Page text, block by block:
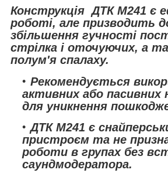
Конструкція ДТК М241 є
роботі, але призводить
збільшення гучності
стрілка і оточуючих, а
полум'я спалаху.
Рекомендується
активних або пасивних
для уникнення
ДТК М241 є
пристроєм та не
роботи в групах без
саундмодератора.